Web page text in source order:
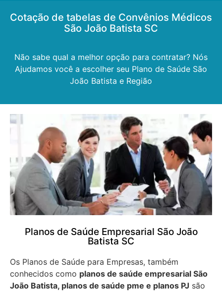
Cotação de tabelas de Convênios Médicos
São João Batista SC
Não sabe qual a melhor opção para contratar? Nós
Ajudamos você a escolher seu Plano de Saúde São
João Batista e Região
Planos de Saúde Empresarial São João
Batista SC
Os Planos de Saúde para Empresas, também
conhecidos como planos de saúde empresarial São
João Batista, planos de saúde pme e planos PJ são